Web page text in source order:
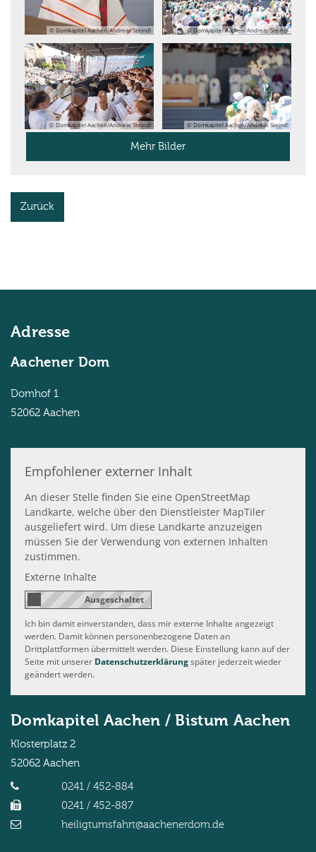
© Domkapitel Aachen/Andreas Steindl © Domkapitel Aachen/Andreas Steindl
© Domkapitel Aachen/Andreas Steindl © Domkapitel Aachen/Andreas Steindl
Mehr Bilder
Zurück
Adresse
Aachener Dom
Domhof 1
52062 Aachen
Empfohlener externer Inhalt
An dieser Stelle finden Sie eine OpenStreetMap
Landkarte, welche über den Dienstleister MapTiler
ausgeliefert wird. Um diese Landkarte anzuzeigen
müssen Sie der Verwendung von externen Inhalten
zustimmen.
Externe Inhalte
Ich bin damit einverstanden, dass mir externe Inhalte angezeigt
werden. Damit können personenbezogene Daten an
Drittplattformen übermittelt werden. Diese Einstellung kann auf der
Seite mit unserer Datenschutzerklärungspäter jederzeit wieder
geändert werden.
Domkapitel Aachen / Bistum Aachen
Klosterplatz 2
52062 Aachen
0241 / 452-884
0241 / 452-887
heiligtumsfahrt@aachenerdom.de